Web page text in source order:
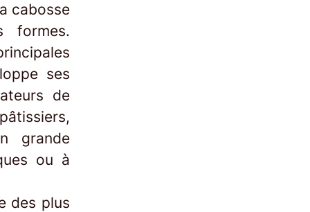
cabosse
formes.
ses
de
grande
ou à
des plus